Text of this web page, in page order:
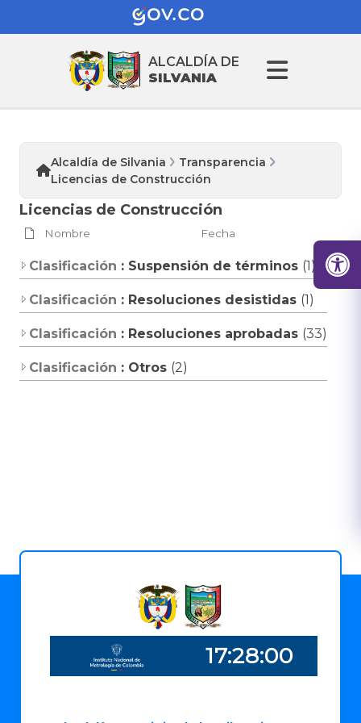
ALCALDÍA DE
SILVANIA
Alcaldía de Silvania
Transparencia
Licencias de Construcción
Licencias de Construcción
Nombre Fecha
Clasificación : Suspensión de términos (1)
Clasificación : Resoluciones desistidas (1)
Clasificación : Resoluciones aprobadas (33)
Clasificación : Otros (2)